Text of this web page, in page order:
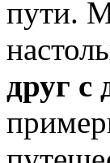
пути.
друг с